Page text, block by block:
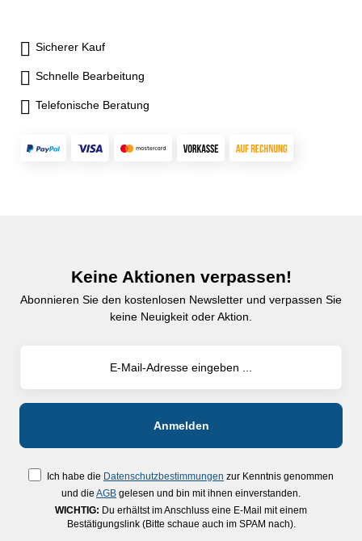
Sicherer Kauf
Schnelle Bearbeitung
Telefonische Beratung
Keine Aktionen verpassen!
Abonnieren Sie den kostenlosen Newsletter und verpassen Sie
keine Neuigkeit oder Aktion.
Ich habe die Datenschutzbestimmungen zur Kenntnis genommen
und die AGB gelesen und bin mit ihnen einverstanden.
WICHTIG: Du erhältst im Anschluss eine E-Mail mit einem
Bestätigungslink (Bitte schaue auch im SPAM nach).